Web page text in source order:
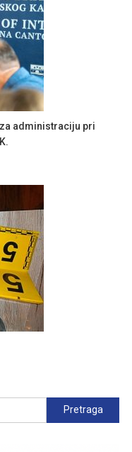
administraciju pri
Pretraga: